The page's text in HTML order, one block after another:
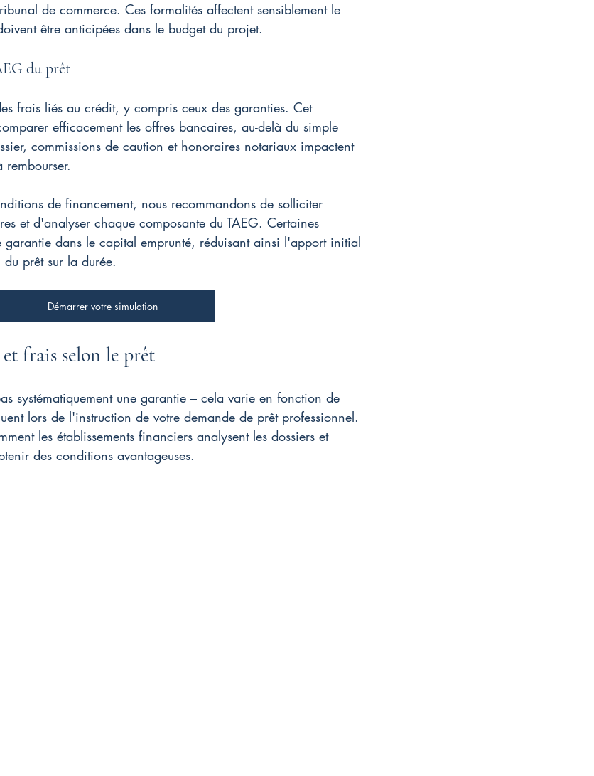
de commerce. Ces formalités affectent sensiblement le
être anticipées dans le budget du projet.
du prêt
frais liés au crédit, y compris ceux des garanties. Cet
efficacement les offres bancaires, au-delà du simple
commissions de caution et honoraires notariaux impactent
de financement, nous recommandons de solliciter
et d'analyser chaque composante du TAEG. Certaines
garantie dans le capital emprunté, réduisant ainsi l'apport initial
prêt sur la durée.
Démarrer votre simulation
frais selon le prêt
systématiquement une garantie – cela varie en fonction de
lors de l'instruction de votre demande de prêt professionnel.
les établissements financiers analysent les dossiers et
des conditions avantageuses.